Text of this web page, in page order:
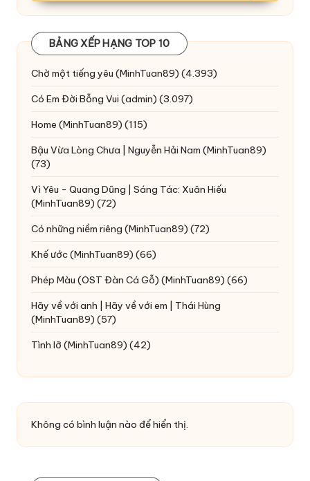
BẢNG XẾP HẠNG TOP 10
Chờ một tiếng yêu (MinhTuan89) (4.393)
Có Em Đời Bỗng Vui (admin) (3.097)
Home (MinhTuan89) (115)
Bậu Vừa Lòng Chưa | Nguyễn Hải Nam (MinhTuan89)
(73)
Vì Yêu - Quang Dũng | Sáng Tác: Xuân Hiếu
(MinhTuan89) (72)
Có những niềm riêng (MinhTuan89) (72)
Khế ước(MinhTuan89) (66)
Phép Màu (OST Đàn Cá Gỗ) (MinhTuan89) (66)
Hãy về với anh | Hãy về với em | Thái Hùng
(MinhTuan89) (57)
Tình lỡ (MinhTuan89) (42)
Không có bình luận nào để hiển thị.